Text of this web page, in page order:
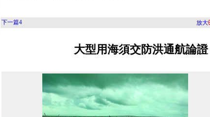
下一篇4 放大
大型用海須交防洪通航論證